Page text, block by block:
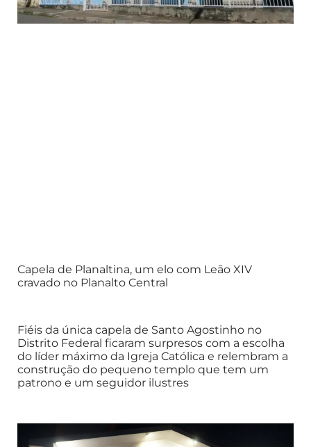
Capela de Planaltina, um elo com Leão XIV
cravado no Planalto Central
Fiéis da única capela de Santo Agostinho no
Distrito Federal ficaram surpresos com a escolha
do líder máximo da Igreja Católica e relembram a
construção do pequeno templo que tem um
patrono e um seguidor ilustres